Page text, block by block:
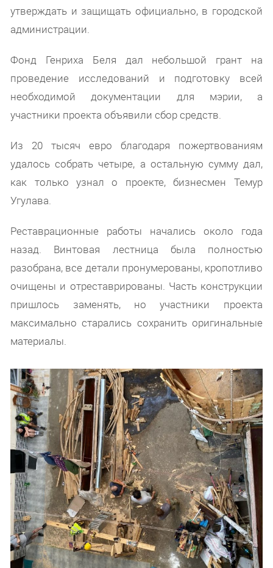
утверждать и защищать официально, в городской
администрации.
Фонд Генриха Беля дал небольшой грант на
проведение исследований и подготовку всей
необходимой документации для мэрии, а
участники проекта объявили сбор средств.
Из 20 тысяч евро благодаря пожертвованиям
удалось собрать четыре, а остальную сумму дал,
как только узнал о проекте, бизнесмен Темур
Угулава.
Реставрационные работы начались около года
назад. Винтовая лестница была полностью
разобрана, все детали пронумерованы, кропотливо
очищены и отреставрированы. Часть конструкции
пришлось заменять, но участники проекта
максимально старались сохранить оригинальные
материалы.